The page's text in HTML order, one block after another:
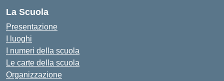
La Scuola
Presentazione
I luoghi
I numeri della scuola
Le carte della scuola
Organizzazione